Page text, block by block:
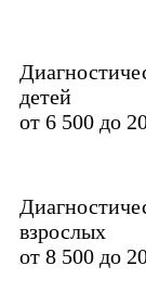
детей
от 6 500 до
взрослых
от 8 500 до